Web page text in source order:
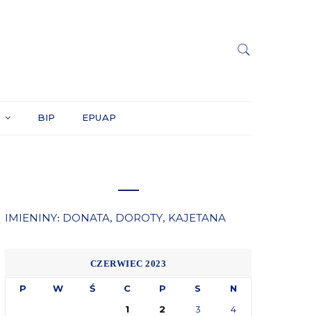
BIP EPUAP
IMIENINY: DONATA, DOROTY, KAJETANA
CZERWIEC 2023
P W Ś C P S
N
1
2 3
4